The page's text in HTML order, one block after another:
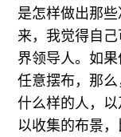
是怎样做出那
来，我觉得自
界领导人。如
任意摆布，那
什么样的人，
以收集的布景